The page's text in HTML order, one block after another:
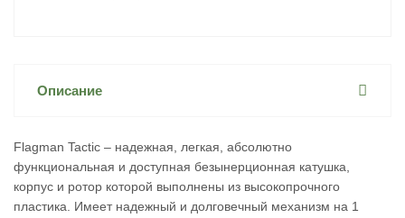
Описание
Flagman Tactic – надежная, легкая, абсолютно
функциональная и доступная безынерционная катушка,
корпус и ротор которой выполнены из высокопрочного
пластика. Имеет надежный и долговечный механизм на 1